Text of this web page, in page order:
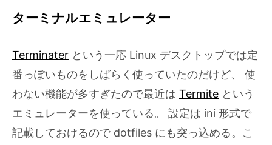
ターミナルエミュレーター
Terminater という一応 Linux デスクトップでは定
番っぽいものをしばらく使っていたのだけど、 使
わない機能が多すぎたので最近は Termite という
エミュレーターを使っている。 設定は ini 形式で
記載しておけるので dotfiles にも突っ込める。こ